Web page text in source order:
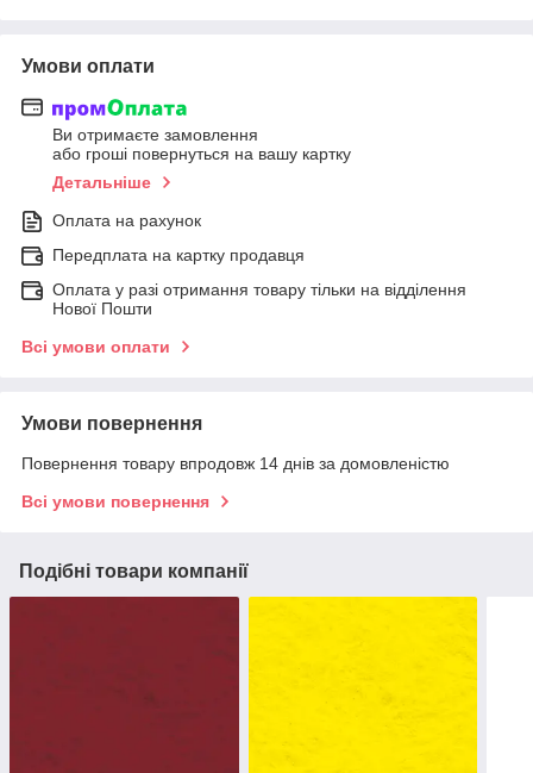
Умови оплати
Ви отримаєте замовлення
або гроші повернуться на вашу картку
Детальніше
Оплата на рахунок
Передплата на картку продавця
Оплата у разі отримання товару тільки на відділення
Нової Пошти
Всі умови оплати
Умови повернення
Повернення товару впродовж 14 днів за домовленістю
Всі умови повернення
Подібні товари компанії